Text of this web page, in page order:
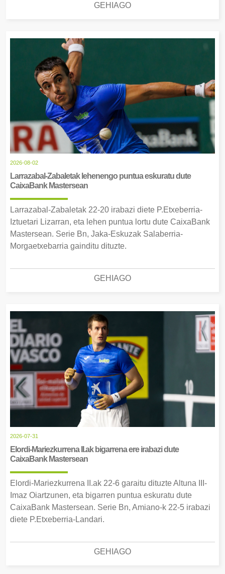
GEHIAGO
2026-08-02
Larrazabal-Zabaletak lehenengo puntua eskuratu dute
CaixaBank Mastersean
Larrazabal-Zabaletak 22-20 irabazi diete P.Etxeberria-
Iztuetari Lizarran, eta lehen puntua lortu dute CaixaBank
Mastersean. Serie Bn, Jaka-Eskuzak Salaberria-
Morgaetxebarria gainditu dituzte.
GEHIAGO
2026-07-31
Elordi-Mariezkurrena II.ak bigarrena ere irabazi dute
CaixaBank Mastersean
Elordi-Mariezkurrena II.ak 22-6 garaitu dituzte Altuna III-
Imaz Oiartzunen, eta bigarren puntua eskuratu dute
CaixaBank Mastersean. Serie Bn, Amiano-k 22-5 irabazi
diete P.Etxeberria-Landari.
GEHIAGO